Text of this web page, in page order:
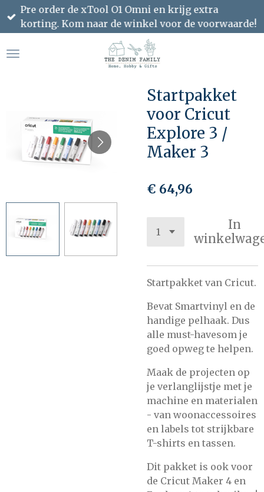
Ga
direct
de
Pre order de xTool O1 Omni en krijg extra
korting. Kom naar de winkel voor de voorwaarde!
Startpakket
voor Cricut
Explore 3 /
Maker 3
€ 64,96
In
Startpakket van Cricut.
Bevat Smartvinyl en de
handige pelhaak. Dus
alle must-havesom je
goed opweg te helpen.
Maak de projecten op
je verlanglijstje met je
machine en materialen
- van woonaccessoires
en labels tot strijkbare
T-shirts en tassen.
Dit pakket is ook voor
de Cricut Maker 4 en